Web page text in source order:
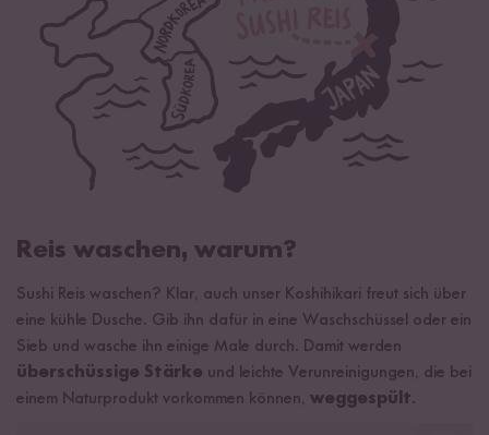
Reis waschen, warum?
Sushi Reis waschen? Klar, auch unser Koshihikari freut sich über
eine kühle Dusche. Gib ihn dafür in eine Waschschüssel oder ein
Sieb und wasche ihn einige Male durch. Damit werden
überschüssige Stärke und leichte Verunreinigungen, die bei
einem Naturprodukt vorkommen können, weggespült.